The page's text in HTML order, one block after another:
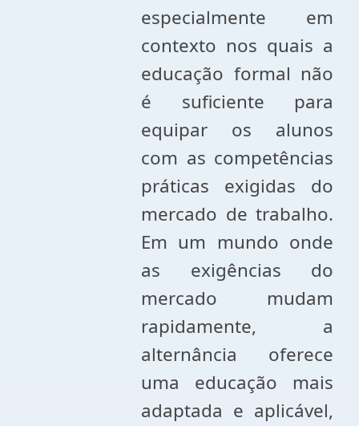
especialmente em
contexto nos quais a
educação formal não
é suficiente para
equipar os alunos
com as competências
práticas exigidas do
mercado de trabalho.
Em um mundo onde
as exigências do
mercado mudam
rapidamente, a
alternância oferece
uma educação mais
adaptada e aplicável,